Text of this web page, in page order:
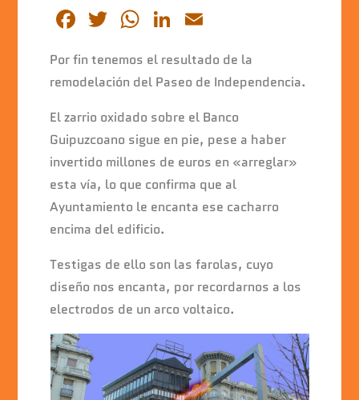
F
a
c
e
b
o
o
k
T
tt
er
W
h
at
s
A
p
p
Li
n
k
e
dI
n
m
ai
l
Por fin tenemos el resultado de la
remodelación del Paseo de Independencia.
El zarrio oxidado sobre el Banco
Guipuzcoano sigue en pie, pese a haber
invertido millones de euros en «arreglar»
esta vía, lo que confirma que al
Ayuntamiento le encanta ese cacharro
encima del edificio.
Testigas de ello son las farolas, cuyo
diseño nos encanta, por recordarnos a los
electrodos de un arco voltaico.